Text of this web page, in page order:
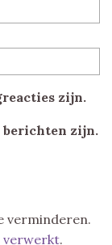
zijn.
berichten zijn.
verminderen.
verwerkt.